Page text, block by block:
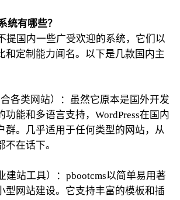
统有哪些？
提国内一些广受欢迎的系统，它们以
和定制能力闻名。以下是几款国内主
合各类网站）：虽然它原本是国外开发
功能和多语言支持，WordPress在国内
群。几乎适用于任何类型的网站，从
在话下。
建站工具）：pbootcms以简单易用著
型网站建设。它支持丰富的模板和插